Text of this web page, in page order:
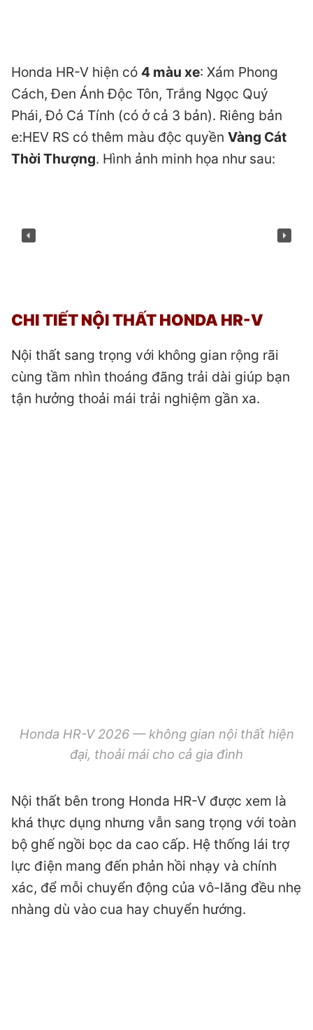
Honda HR-V hiện có 4 màu xe: Xám Phong
Cách, Đen Ánh Độc Tôn, Trắng Ngọc Quý
Phái, Đỏ Cá Tính (có ở cả 3 bản). Riêng bản
e:HEV RS có thêm màu độc quyền Vàng Cát
Thời Thượng. Hình ảnh minh họa như sau:
CHI TIẾT NỘI THẤT HONDA HR-V
Nội thất sang trọng với không gian rộng rãi
cùng tầm nhìn thoáng đãng trải dài giúp bạn
tận hưởng thoải mái trải nghiệm gần xa.
Honda HR-V 2026 — không gian nội thất hiện
đại, thoải mái cho cả gia đình
Nội thất bên trong Honda HR-V được xem là
khá thực dụng nhưng vẫn sang trọng với toàn
bộ ghế ngồi bọc da cao cấp. Hệ thống lái trợ
lực điện mang đến phản hồi nhạy và chính
xác, để mỗi chuyển động của vô-lăng đều nhẹ
nhàng dù vào cua hay chuyển hướng.